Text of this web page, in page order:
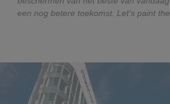
een nog betere toekomst. Let’s paint